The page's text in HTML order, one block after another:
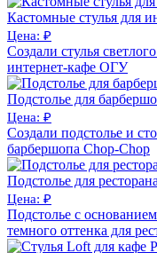
Кастомные стулья для
Цена: ₽
Создали стулья
интернет-кафе ОГУ
Подстолье для
Цена: ₽
Создали подстолье и
барбершопа Chop-Chop
Подстолье для
Цена: ₽
Подстолье с
темного оттенка для